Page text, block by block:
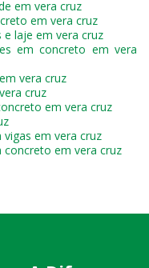
em vera cruz
em vera cruz
e laje em vera cruz
em concreto em vera
vera cruz
cruz
em vera cruz
em vera cruz
concreto em vera cruz